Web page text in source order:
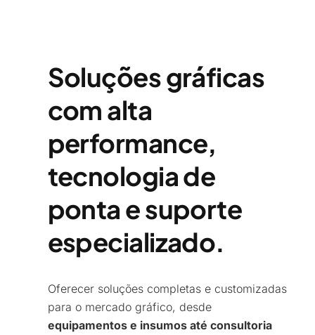
Soluções gráficas
com alta
performance,
tecnologia de
ponta e suporte
especializado.​
Oferecer soluções completas e customizadas
para o mercado gráfico, desde
equipamentos e insumos até consultoria